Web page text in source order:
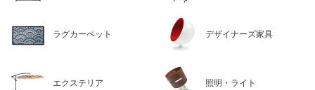
ラグカーペット デザイナーズ家具
エクステリア 照明・ライト